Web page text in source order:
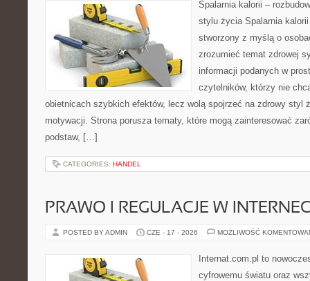
Spalarnia kalorii –
stylu życia Spalarnia
stworzony z myślą o
zrozumieć temat zdrowej
informacji podanych w
czytelników, którzy nie
obietnicach szybkich efektów, lecz wolą spojrzeć na zdrowy styl
motywacji. Strona porusza tematy, które mogą zainteresować
podstaw, […]
CATEGORIES: HANDEL
PRAWO I REGULACJE W
POSTED BY ADMIN CZE - 17 - 2026 MOŻLIWOŚĆ
Internat.com.pl to
cyfrowemu światu oraz